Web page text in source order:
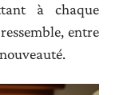
à chaque
entre